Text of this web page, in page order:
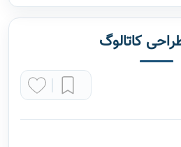
کاتالوگ